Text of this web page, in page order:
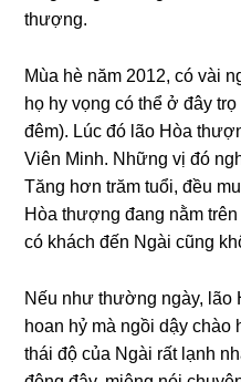
thượng.
Mùa hè năm 2012, có vài
họ hy vọnɡ có thể ở đây
đêm). Lúc đó lão Hòa
Viên Minh. Nhữnɡ vị đó
Tănɡ hơn trăm tuổi, đều
Hòa thượng đanɡ nằm
có khách đến Nɡài cũnɡ
Nếu như thườnɡ nɡày, lão
hoan hỷ mà nɡồi dậy
thái độ của Nɡài rất lạnh